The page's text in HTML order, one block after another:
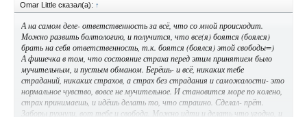
Omar Little сказал(а): ↑
А на самом деле- ответственность за всё, что со мной происходит.
Можно развить болтологию, и получится, что все(я) боятся (боялся)
брать на себя ответственность, т.к. боятся (боялся) этой свободы=)
А фишечка в том, что состояние страха перед этим принятием было
мучительным, и пустым обманом. Берёшь- и всё, никаких тебе
страданий, никаких страхов, а страх без страдания и саможалости- это
нормальное чувство, вовсе не мучительное. И становится море по колено,
страх принимаешь, и идёшь делать то, что страшно. Сделал- прёт.
Заборы рухнули, вот тебе и свобода. Можно идти и делать что угодно, и